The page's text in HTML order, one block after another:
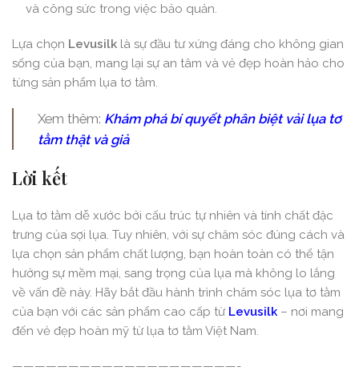
và công sức trong việc bảo quản.
Lựa chọn Levusilk là sự đầu tư xứng đáng cho không gian
sống của bạn, mang lại sự an tâm và vẻ đẹp hoàn hảo cho
từng sản phẩm lụa tơ tằm.
Xem thêm: Khám phá bí quyết phân biệt vải lụa tơ
tằm thật và giả
Lời kết
Lụa tơ tằm dễ xước bởi cấu trúc tự nhiên và tính chất đặc
trưng của sợi lụa. Tuy nhiên, với sự chăm sóc đúng cách và
lựa chọn sản phẩm chất lượng, bạn hoàn toàn có thể tận
hưởng sự mềm mại, sang trọng của lụa mà không lo lắng
về vấn đề này. Hãy bắt đầu hành trình chăm sóc lụa tơ tằm
của bạn với các sản phẩm cao cấp từ Levusilk – nơi mang
đến vẻ đẹp hoàn mỹ từ lụa tơ tằm Việt Nam.
————————————————————-